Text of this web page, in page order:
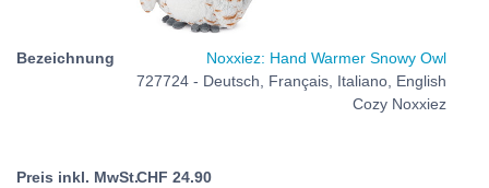
Noxxiez: Hand Warmer Snowy Owl
727724 - Deutsch, Français, Italiano, English
Cozy Noxxiez
CHF 24.90